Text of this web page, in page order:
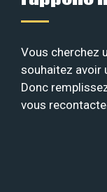
Vous cherchez
souhaitez avoir
Donc
vous